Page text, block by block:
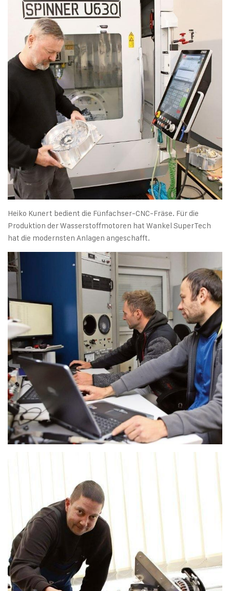
Heiko Kunert bedient die Fünfachser-CNC-Fräse. Für die
Produktion der Wasserstoffmotoren hat Wankel SuperTech
hat die modernsten Anlagen angeschafft.